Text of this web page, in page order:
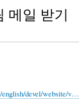
메일 받기
devel/website/v…